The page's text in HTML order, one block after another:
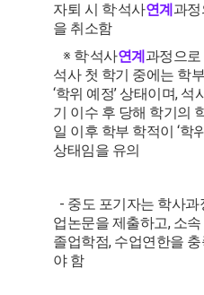
자퇴 시 학·석사연계과
을 취소함
※ 학·석사연계과정으
석사 첫 학기 중에는 학
‘학위 예정’ 상태이며, 석
기 이수 후 당해 학기의
일 이후 학부 학적이 ‘학
상태임을 유의
- 중도 포기자는 학사과
업논문을 제출하고, 소
졸업학점, 수업연한을
야 함